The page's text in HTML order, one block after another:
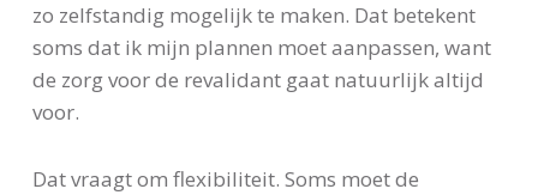
zo zelfstandig mogelijk te maken. Dat betekent
soms dat ik mijn plannen moet aanpassen, want
de zorg voor de revalidant gaat natuurlijk altijd
voor.
Dat vraagt om flexibiliteit. Soms moet de